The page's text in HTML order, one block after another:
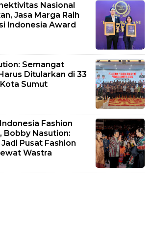
Nasional
Jasa Marga Raih
Indonesia Award
Semangat
Ditularkan di 33
Sumut
Fashion
Bobby Nasution:
Pusat Fashion
Wastra